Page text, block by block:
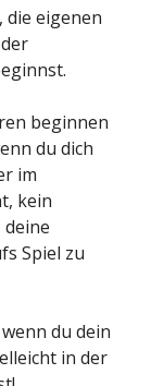
die eigenen
beginnen
du dich
im
kein
Spiel zu
du dein
in der